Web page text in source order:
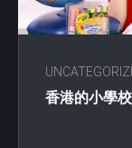
香港的小學